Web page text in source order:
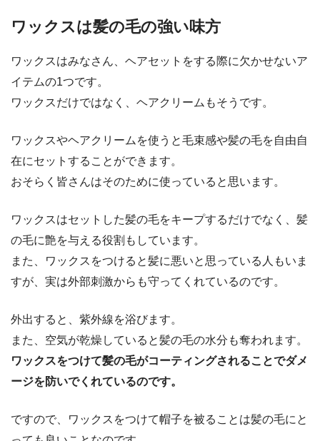
ワックスは髪の毛の強い味方
ワックスはみなさん、ヘアセットをする際に欠かせないア
イテムの1つです。
ワックスだけではなく、ヘアクリームもそうです。
ワックスやヘアクリームを使うと毛束感や髪の毛を自由自
在にセットすることができます。
おそらく皆さんはそのために使っていると思います。
ワックスはセットした髪の毛をキープするだけでなく、髪
の毛に艶を与える役割もしています。
また、ワックスをつけると髪に悪いと思っている人もいま
すが、実は外部刺激からも守ってくれているのです。
外出すると、紫外線を浴びます。
また、空気が乾燥していると髪の毛の水分も奪われます。
ワックスをつけて髪の毛がコーティングされることでダメ
ージを防いでくれているのです。
ですので、ワックスをつけて帽子を被ることは髪の毛にと